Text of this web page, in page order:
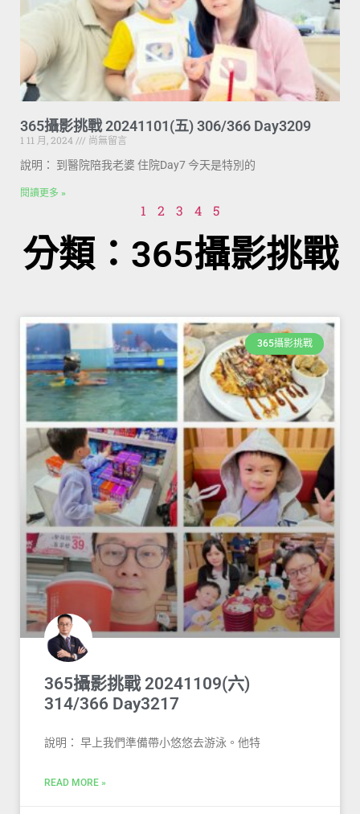
365攝影挑戰 20241101(五) 306/366 Day3209
1 11 月, 2024
尚無留言
說明： 到醫院陪我老婆 住院Day7 今天是特別的
閱讀更多 »
1 2 3 4 5
分類：365攝影挑戰
365攝影挑戰
365攝影挑戰 20241109(六)
314/366 Day3217
說明： 早上我們準備帶小悠悠去游泳。他特
READ MORE »